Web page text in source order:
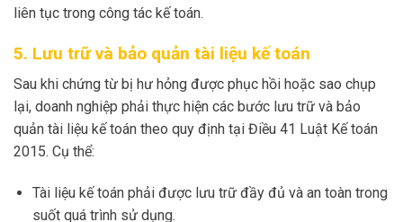
liên tục trong công tác kế toán.
5. Lưu trữ và bảo quản tài liệu kế toán
Sau khi chứng từ bị hư hỏng được phục hồi hoặc sao chụp
lại, doanh nghiệp phải thực hiện các bước lưu trữ và bảo
quản tài liệu kế toán theo quy định tại Điều 41 Luật Kế toán
2015. Cụ thể:
Tài liệu kế toán phải được lưu trữ đầy đủ và an toàn trong
suốt quá trình sử dụng.